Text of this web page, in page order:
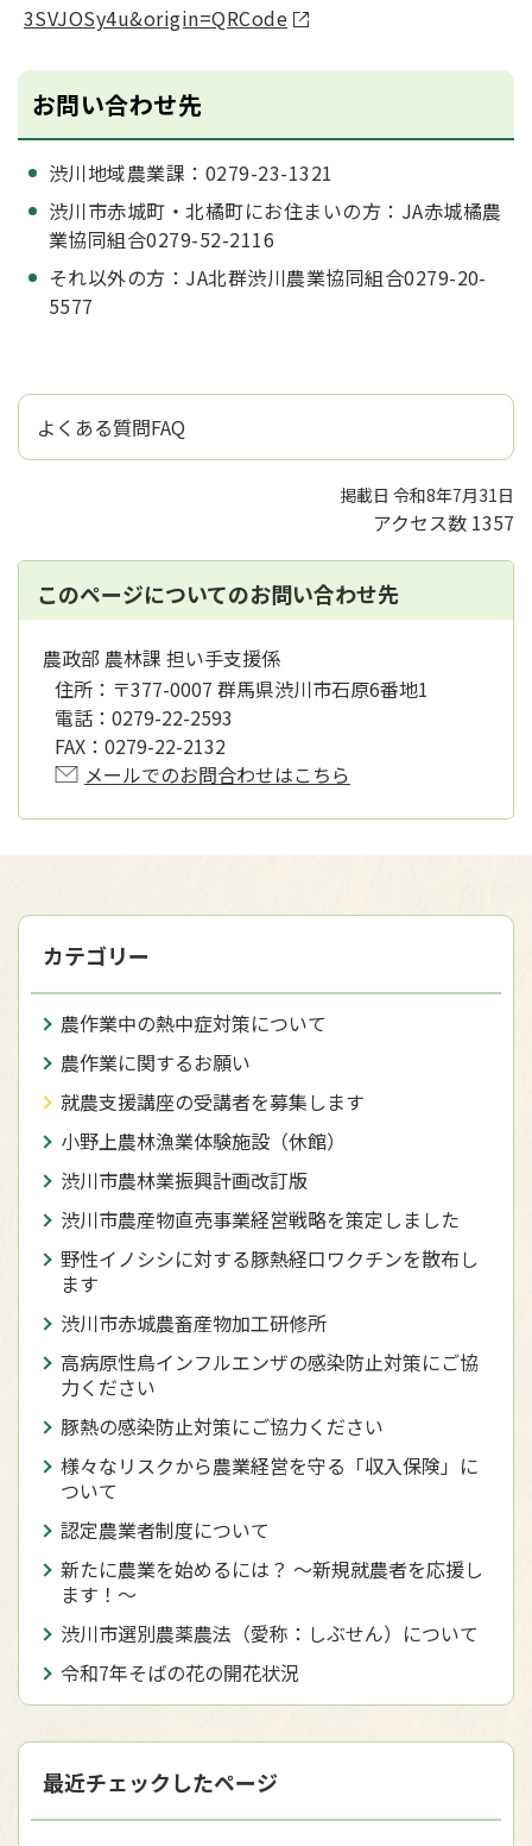
3SVJOSy4u&origin=QRCode
お問い合わせ先
渋川地域農業課：0279-23-1321
渋川市赤城町・北橘町にお住まいの方：JA赤城橘農
業協同組合0279-52-2116
それ以外の方：JA北群渋川農業協同組合0279-20-
5577
よくある質問FAQ
掲載日 令和8年7月31日
アクセス数 1357
このページについてのお問い合わせ先
農政部 農林課 担い手支援係
住所： 〒377-0007 群馬県渋川市石原6番地1
電話： 0279-22-2593
FAX： 0279-22-2132
メールでのお問合わせはこちら
カテゴリー
農作業中の熱中症対策について
農作業に関するお願い
就農支援講座の受講者を募集します
小野上農林漁業体験施設（休館）
渋川市農林業振興計画改訂版
渋川市農産物直売事業経営戦略を策定しました
野性イノシシに対する豚熱経口ワクチンを散布し
ます
渋川市赤城農畜産物加工研修所
高病原性鳥インフルエンザの感染防止対策にご協
力ください
豚熱の感染防止対策にご協力ください
様々なリスクから農業経営を守る「収入保険」に
ついて
認定農業者制度について
新たに農業を始めるには？ ～新規就農者を応援し
ます！～
渋川市選別農薬農法（愛称：しぶせん）について
令和7年そばの花の開花状況
最近チェックしたページ